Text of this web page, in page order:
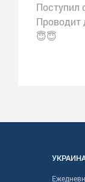
Поступил
Проводит
😇😇